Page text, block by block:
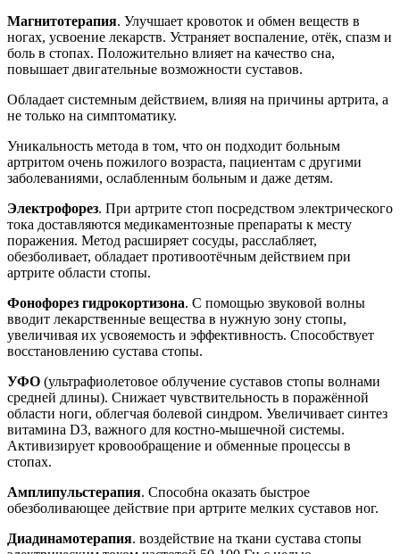
Магнитотерапия. Улучшает кровоток и обмен веществ в
ногах, усвоение лекарств. Устраняет воспаление, отёк, спазм и
боль в стопах. Положительно влияет на качество сна,
повышает двигательные возможности суставов.
Обладает системным действием, влияя на причины артрита, а
не только на симптоматику.
Уникальность метода в том, что он подходит больным
артритом очень пожилого возраста, пациентам с другими
заболеваниями, ослабленным больным и даже детям.
Электрофорез. При артрите стоп посредством электрического
тока доставляются медикаментозные препараты к месту
поражения. Метод расширяет сосуды, расслабляет,
обезболивает, обладает противоотёчным действием при
артрите области стопы.
Фонофорез гидрокортизона. С помощью звуковой волны
вводит лекарственные вещества в нужную зону стопы,
увеличивая их усвояемость и эффективность. Способствует
восстановлению сустава стопы.
УФО (ультрафиолетовое облучение суставов стопы волнами
средней длины). Снижает чувствительность в поражённой
области ноги, облегчая болевой синдром. Увеличивает синтез
витамина D3, важного для костно-мышечной системы.
Активизирует кровообращение и обменные процессы в
стопах.
Амплипульстерапия. Способна оказать быстрое
обезболивающее действие при артрите мелких суставов ног.
Диадинамотерапия. воздействие на ткани сустава стопы